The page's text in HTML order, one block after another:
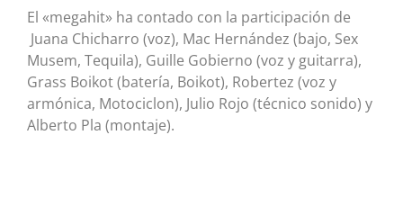
El «megahit» ha contado con la participación de
Juana Chicharro (voz), Mac Hernández (bajo, Sex
Musem, Tequila), Guille Gobierno (voz y guitarra),
Grass Boikot (batería, Boikot), Robertez (voz y
armónica, Motociclon), Julio Rojo (técnico sonido) y
Alberto Pla (montaje).